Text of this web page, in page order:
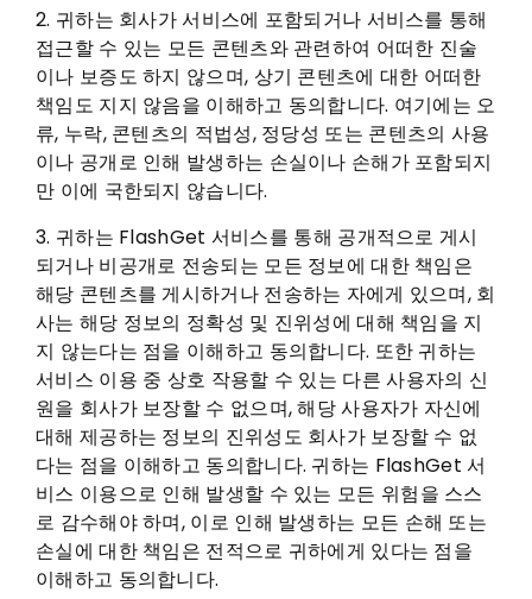
2. 귀하는 회사가 서비스에 포함되거나 서비스를 통해
접근할 수 있는 모든 콘텐츠와 관련하여 어떠한 진술
이나 보증도 하지 않으며, 상기 콘텐츠에 대한 어떠한
책임도 지지 않음을 이해하고 동의합니다. 여기에는 오
류, 누락, 콘텐츠의 적법성, 정당성 또는 콘텐츠의 사용
이나 공개로 인해 발생하는 손실이나 손해가 포함되지
만 이에 국한되지 않습니다.
3. 귀하는 FlashGet 서비스를 통해 공개적으로 게시
되거나 비공개로 전송되는 모든 정보에 대한 책임은
해당 콘텐츠를 게시하거나 전송하는 자에게 있으며, 회
사는 해당 정보의 정확성 및 진위성에 대해 책임을 지
지 않는다는 점을 이해하고 동의합니다. 또한 귀하는
서비스 이용 중 상호 작용할 수 있는 다른 사용자의 신
원을 회사가 보장할 수 없으며, 해당 사용자가 자신에
대해 제공하는 정보의 진위성도 회사가 보장할 수 없
다는 점을 이해하고 동의합니다. 귀하는 FlashGet 서
비스 이용으로 인해 발생할 수 있는 모든 위험을 스스
로 감수해야 하며, 이로 인해 발생하는 모든 손해 또는
손실에 대한 책임은 전적으로 귀하에게 있다는 점을
이해하고 동의합니다.